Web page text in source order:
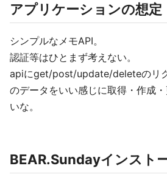
アプリケーションの想定
シンプルなメモAPI。
認証等はひとまず考えない。
apiにget/post/update/deleteのリ
のデータをいい感じに取得・作成
いな。
BEAR.Sundayインスト